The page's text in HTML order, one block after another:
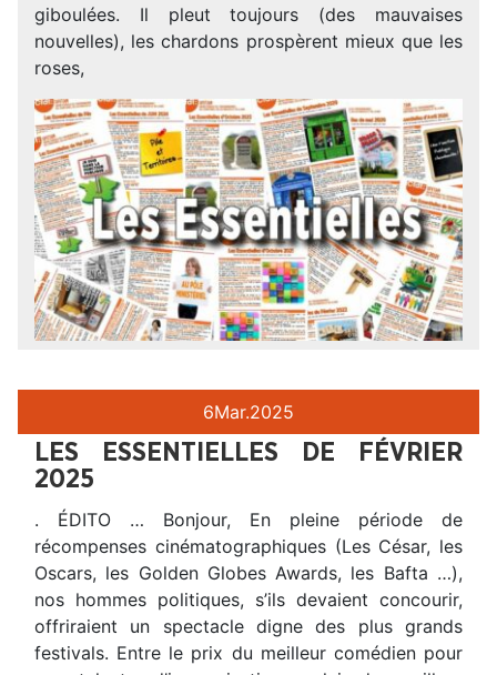
giboulées. Il pleut toujours (des mauvaises
nouvelles), les chardons prospèrent mieux que les
roses,
6Mar.2025
LES ESSENTIELLES DE FÉVRIER
2025
. ÉDITO … Bonjour, En pleine période de
récompenses cinématographiques (Les César, les
Oscars, les Golden Globes Awards, les Bafta …),
nos hommes politiques, s’ils devaient concourir,
offriraient un spectacle digne des plus grands
festivals. Entre le prix du meilleur comédien pour